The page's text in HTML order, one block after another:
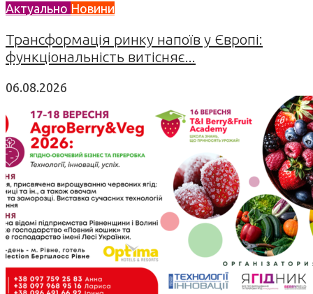
Актуально Новини
Трансформація ринку напоїв у Європі:
функціональність витісняє...
06.08.2026